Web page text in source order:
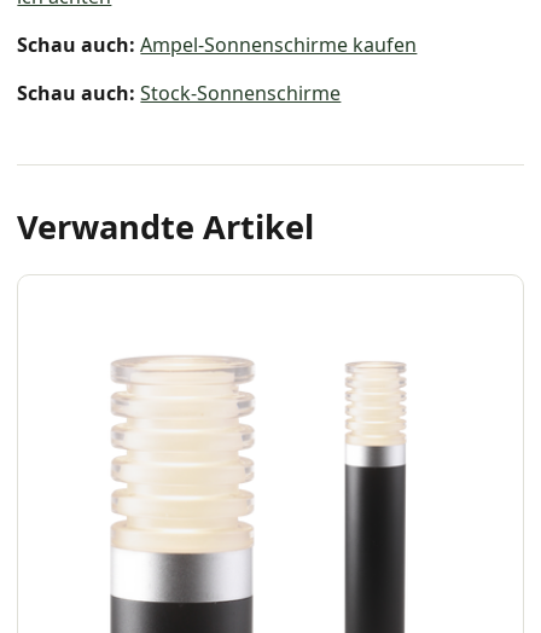
Schau auch: Ampel-Sonnenschirme kaufen
Schau auch: Stock-Sonnenschirme
Verwandte Artikel